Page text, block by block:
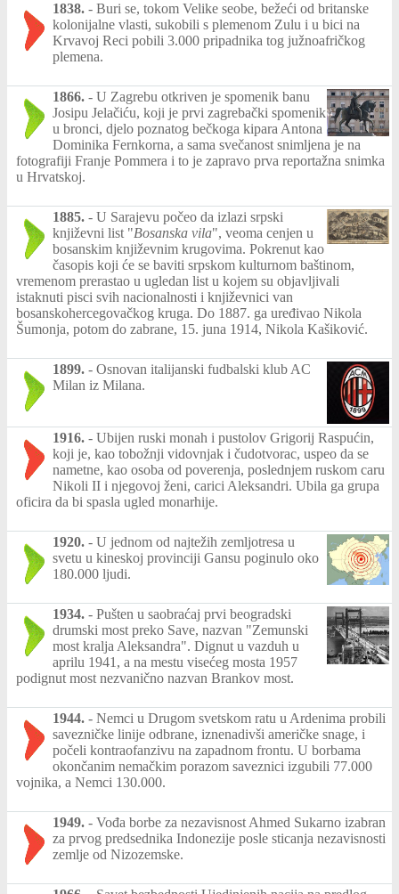
1838. - Buri se, tokom Velike seobe, bežeći od britanske
kolonijalne vlasti, sukobili s plemenom Zulu i u bici na
Krvavoj Reci pobili 3.000 pripadnika tog južnoafričkog
plemena.
1866. - U Zagrebu otkriven je spomenik banu
Josipu Jelačiću, koji je prvi zagrebački spomenik
u bronci, djelo poznatog bečkoga kipara Antona
Dominika Fernkorna, a sama svečanost snimljena je na
fotografiji Franje Pommera i to je zapravo prva reportažna snimka
u Hrvatskoj.
1885. - U Sarajevu počeo da izlazi srpski
književni list "Bosanska vila", veoma cenjen u
bosanskim književnim krugovima. Pokrenut kao
časopis koji će se baviti srpskom kulturnom baštinom,
vremenom prerastao u ugledan list u kojem su objavljivali
istaknuti pisci svih nacionalnosti i književnici van
bosanskohercegovačkog kruga. Do 1887. ga uređivao Nikola
Šumonja, potom do zabrane, 15. juna 1914, Nikola Kašiković.
1899. - Osnovan italijanski fudbalski klub AC
Milan iz Milana.
1916. - Ubijen ruski monah i pustolov Grigorij Raspućin,
koji je, kao tobožnji vidovnjak i čudotvorac, uspeo da se
nametne, kao osoba od poverenja, poslednjem ruskom caru
Nikoli II i njegovoj ženi, carici Aleksandri. Ubila ga grupa
oficira da bi spasla ugled monarhije.
1920. - U jednom od najtežih zemljotresa u
svetu u kineskoj provinciji Gansu poginulo oko
180.000 ljudi.
1934. - Pušten u saobraćaj prvi beogradski
drumski most preko Save, nazvan "Zemunski
most kralja Aleksandra". Dignut u vazduh u
aprilu 1941, a na mestu visećeg mosta 1957
podignut most nezvanično nazvan Brankov most.
1944. - Nemci u Drugom svetskom ratu u Ardenima probili
savezničke linije odbrane, iznenadivši američke snage, i
počeli kontraofanzivu na zapadnom frontu. U borbama
okončanim nemačkim porazom saveznici izgubili 77.000
vojnika, a Nemci 130.000.
1949. - Vođa borbe za nezavisnost Ahmed Sukarno izabran
za prvog predsednika Indonezije posle sticanja nezavisnosti
zemlje od Nizozemske.